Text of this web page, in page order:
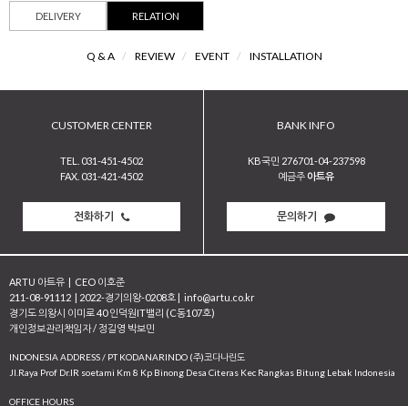
DELIVERY RELATION
Q & A / REVIEW / EVENT / INSTALLATION
CUSTOMER CENTER
TEL. 031-451-4502
FAX. 031-421-4502
전화하기
BANK INFO
KB국민 276701-04-237598
예금주 아트유
문의하기
ARTU 아트유
CEO 이호준
211-08-91112
2022-경기의왕-0208호
info@artu.co.kr
경기도 의왕시 이미로 40 인덕원IT밸리 (C동107호)
개인정보관리책임자 / 정길영 박보민
INDONESIA ADDRESS / PT KODANARINDO (주)코다나린도
JI.Raya Prof Dr.IR soetami Km 8 Kp Binong Desa Citeras Kec Rangkas Bitung Lebak Indonesia
OFFICE HOURS